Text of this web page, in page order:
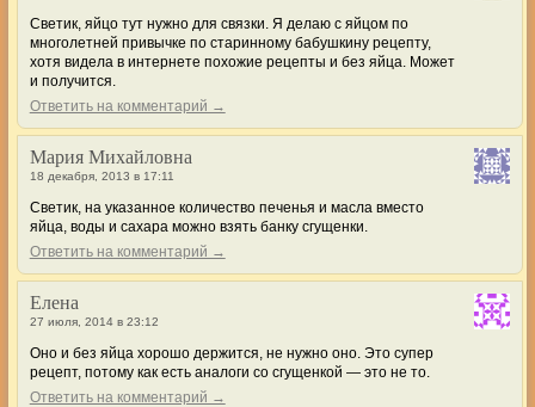
Светик, яйцо тут нужно для связки. Я делаю с яйцом по
многолетней привычке по старинному бабушкину рецепту,
хотя видела в интернете похожие рецепты и без яйца. Может
и получится.
Ответить на комментарий →
Мария Михайловна
18 декабря, 2013 в 17:11
Светик, на указанное количество печенья и масла вместо
яйца, воды и сахара можно взять банку сгущенки.
Ответить на комментарий →
Елена
27 июля, 2014 в 23:12
Оно и без яйца хорошо держится, не нужно оно. Это супер
рецепт, потому как есть аналоги со сгущенкой — это не то.
Ответить на комментарий →